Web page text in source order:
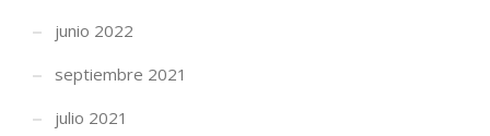
junio 2022
septiembre 2021
julio 2021